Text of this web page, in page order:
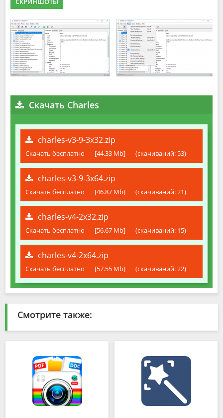
Скачать Charles
charles-v3-9-3x32.zip
Скачать бесплатно [44.33 Mb] (cкачиваний: 53)
charles-v3-9-3x64.zip
Скачать бесплатно [46.87 Mb] (cкачиваний: 21)
charles-v4-2x32.zip
Скачать бесплатно [56.67 Mb] (cкачиваний: 15)
charles-v4-2x64.zip
Скачать бесплатно [57.55 Mb] (cкачиваний: 22)
Смотрите также: